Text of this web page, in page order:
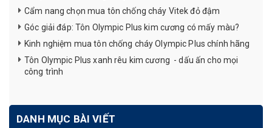
Cẩm nang chọn mua tôn chống cháy Vitek đỏ đậm
Góc giải đáp: Tôn Olympic Plus kim cương có mấy màu?
Kinh nghiệm mua tôn chống cháy Olympic Plus chính hãng
Tôn Olympic Plus xanh rêu kim cương - dấu ấn cho mọi
công trình
DANH MỤC BÀI VIẾT